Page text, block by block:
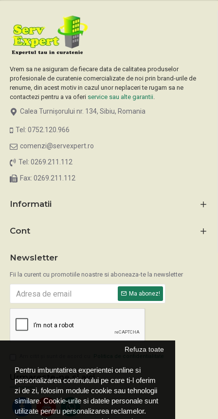
Pentru imbuntatirea experientei online si
personalizarea continutului pe care ti-l oferim
zi de zi, folosim module cookie sau tehnologii
similare. Cookie-urile si datele personale sunt
utilizate pentru personalizarea reclamelor.
Refuza toate
Vrem sa ne asiguram de fiecare data de calitatea produselor
profesionale de curatenie comercializate de noi prin brand-urile de
renume, din acest motiv in cazul unor neplaceri te rugam sa ne
contactezi pentru a va oferi service sau alte garantii.
Calea Turnișorului nr. 134, Sibiu, Romania
Tel: 0752.120.966
comenzi@servexpert.ro
Tel: 0269.211.112
Fax: 0269.211.112
Informatii
Cont
Newsletter
Fii la curent cu promotiile noastre si aboneaza-te la newsletter
Ma abonez!
Urmareste-ne si aici